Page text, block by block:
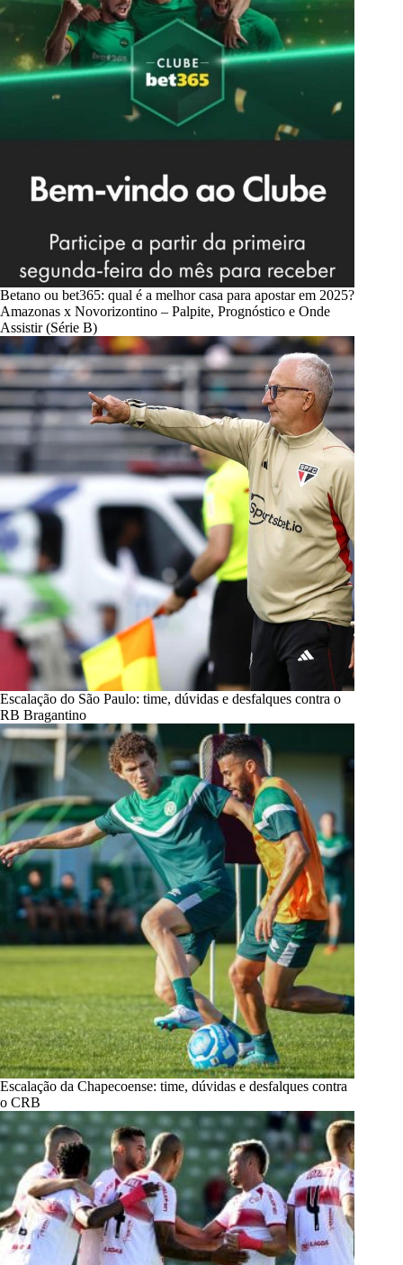
Betano ou bet365: qual é a melhor casa para apostar em 2025?
Amazonas x Novorizontino – Palpite, Prognóstico e Onde
Assistir (Série B)
Escalação do São Paulo: time, dúvidas e desfalques contra o
RB Bragantino
Escalação da Chapecoense: time, dúvidas e desfalques contra
o CRB